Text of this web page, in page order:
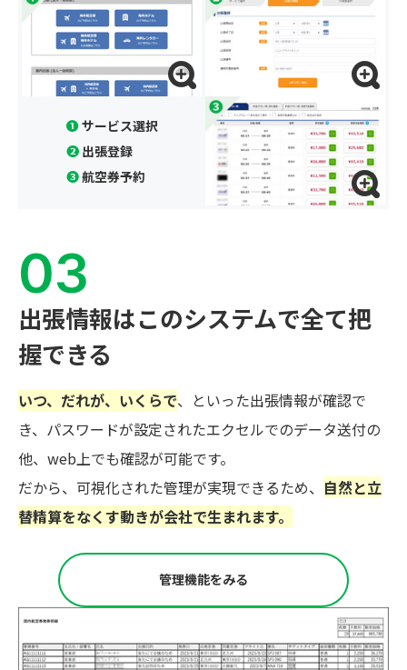
❶サービス選択
❷出張登録
❸航空券予約
出張情報はこのシステムで全て把
握できる
いつ、だれが、いくらで、といった出張情報が確認で
き、パスワードが設定されたエクセルでのデータ送付の
他、web上でも確認が可能です。
だから、可視化された管理が実現できるため、 自然と立
替精算をなくす動きが会社で生まれます。
管理機能をみる